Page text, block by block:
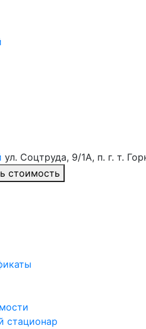
ул. Соцтруда, 9/1А, п. г. т.
стоимость
стационар